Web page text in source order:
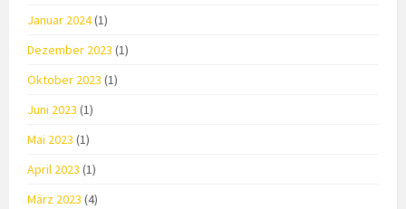
Januar 2024(1)
Dezember 2023 (1)
Oktober 2023 (1)
Juni 2023 (1)
Mai 2023 (1)
April 2023 (1)
März 2023 (4)